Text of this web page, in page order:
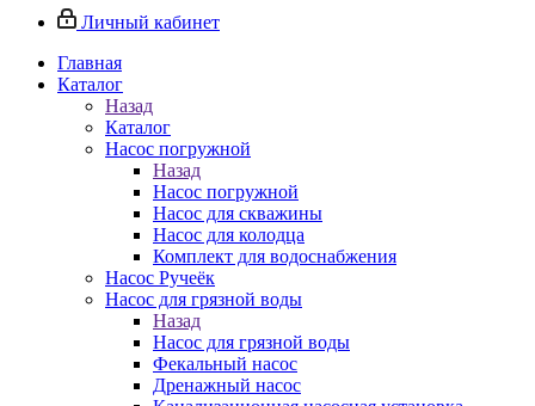
Личный кабинет
Главная
Каталог
Назад
Каталог
Насос погружной
Назад
Насос погружной
Насос для скважины
Насос для колодца
Комплект для водоснабжения
Насос Ручеёк
Насос для грязной воды
Назад
Насос для грязной воды
Фекальный насос
Дренажный насос